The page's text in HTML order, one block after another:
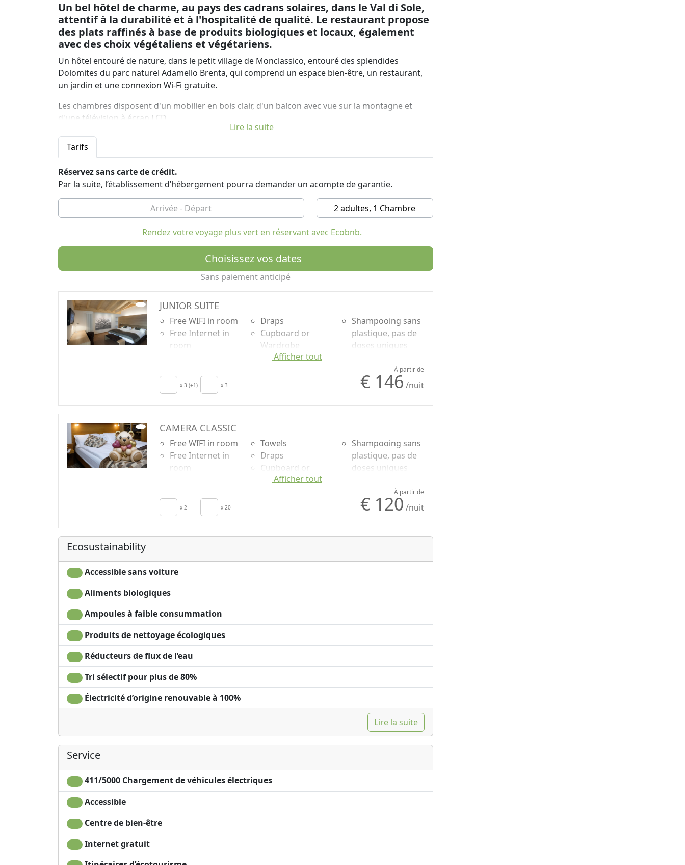
Un bel hôtel de charme, au pays des cadrans solaires, dans le Val di Sole,
attentif à la durabilité et à l'hospitalité de qualité. Le restaurant propose
des plats raffinés à base de produits biologiques et locaux, également
avec des choix végétaliens et végétariens.
Un hôtel entouré de nature, dans le petit village de Monclassico, entouré des splendides
Dolomites du parc naturel Adamello Brenta, qui comprend un espace bien-être, un restaurant,
un jardin et une connexion Wi-Fi gratuite.
Les chambres disposent d'un mobilier en bois clair, d'un balcon avec vue sur la montagne et
d'une télévision à écran LCD.
L'hôtel propose également un parking, un service de location de vélos, un service de navette
pour les remontées mécaniques des villes voisines et l'accès gratuit à l'espace bien-être, équipé
Au petit-déjeuner, vous pourrez déguster des gâteaux faits maison, des croissants frais et des
restaurant, ouvert pour le déjeuner et le dîner, utilise des produits biologiques et locaux, propose
des plats régionaux typiques et propose également des options végétaliennes et végétariennes.
L'hôtel est facilement accessible sans voiture. La gare de Monclassico se trouve à seulement 100
mètres de l'hôtel et permet de rejoindre la ville de Trente.
Le service de navette gratuit offert par l'hôtel dessert les pistes de ski de Folgarida, Marilleva,
Lire la suite
Tarifs
Réservez sans carte de crédit.
Par la suite, l’établissement d’hébergement pourra demander un acompte de garantie.
2 adultes, 1 Chambre
Rendez votre voyage plus vert en réservant avec Ecobnb.
Choisissez vos dates
Sans paiement anticipé
JUNIOR SUITE
Free WIFI in room
Free Internet in
room
Crib
Sèche-cheveux
Terrace
Draps
Cupboard or
Wardrobe
Desk
naturel
Shampooing sans
plastique, pas de
doses uniques
Garden view
Panoramic view
Afficher tout
x 3 (+1) x 3
À partir de
€ 146 /nuit
CAMERA CLASSIC
Free WIFI in room
Free Internet in
room
Crib
Sèche-cheveux
Terrace
Towels
Draps
Cupboard or
Wardrobe
Shower
Shampooing sans
plastique, pas de
doses uniques
Garden view
Afficher tout
x 2 x 20
À partir de
€ 120 /nuit
Ecosustainability
Accessible sans voiture
Aliments biologiques
Ampoules à faible consummation
Produits de nettoyage écologiques
Réducteurs de flux de l’eau
Tri sélectif pour plus de 80%
Électricité d’origine renouvable à 100%
Lire la suite
Service
411/5000 Chargement de véhicules électriques
Accessible
Centre de bien-être
Internet gratuit